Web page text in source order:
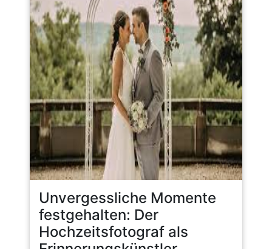
Unvergessliche Momente
festgehalten: Der
Hochzeitsfotograf als